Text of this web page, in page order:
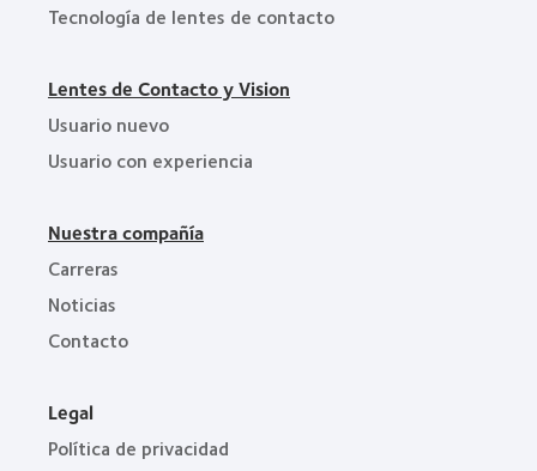
Tecnología de lentes de contacto
Lentes de Contacto y Vision
Usuario nuevo
Usuario con experiencia
Nuestra compañía
Carreras
Noticias
Contacto
Legal
Política de privacidad